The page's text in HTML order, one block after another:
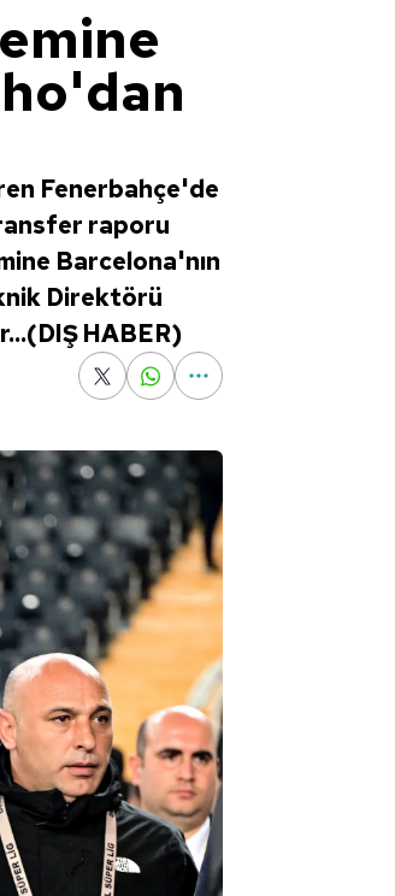
Fenerbahçe'de
raporu
Barcelona'nın
Direktörü
HABER)